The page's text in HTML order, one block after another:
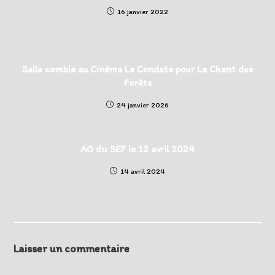
16 janvier 2022
Salle comble au Cinéma Le Condate pour Le Chant des
Forêts
24 janvier 2026
AG du SEF le 12 avril 2024
14 avril 2024
Laisser un commentaire